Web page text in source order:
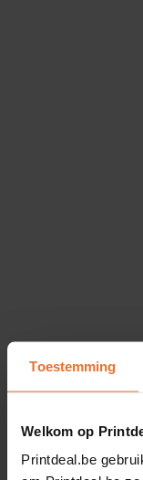
Toestemming
Welkom op
Printdeal.be